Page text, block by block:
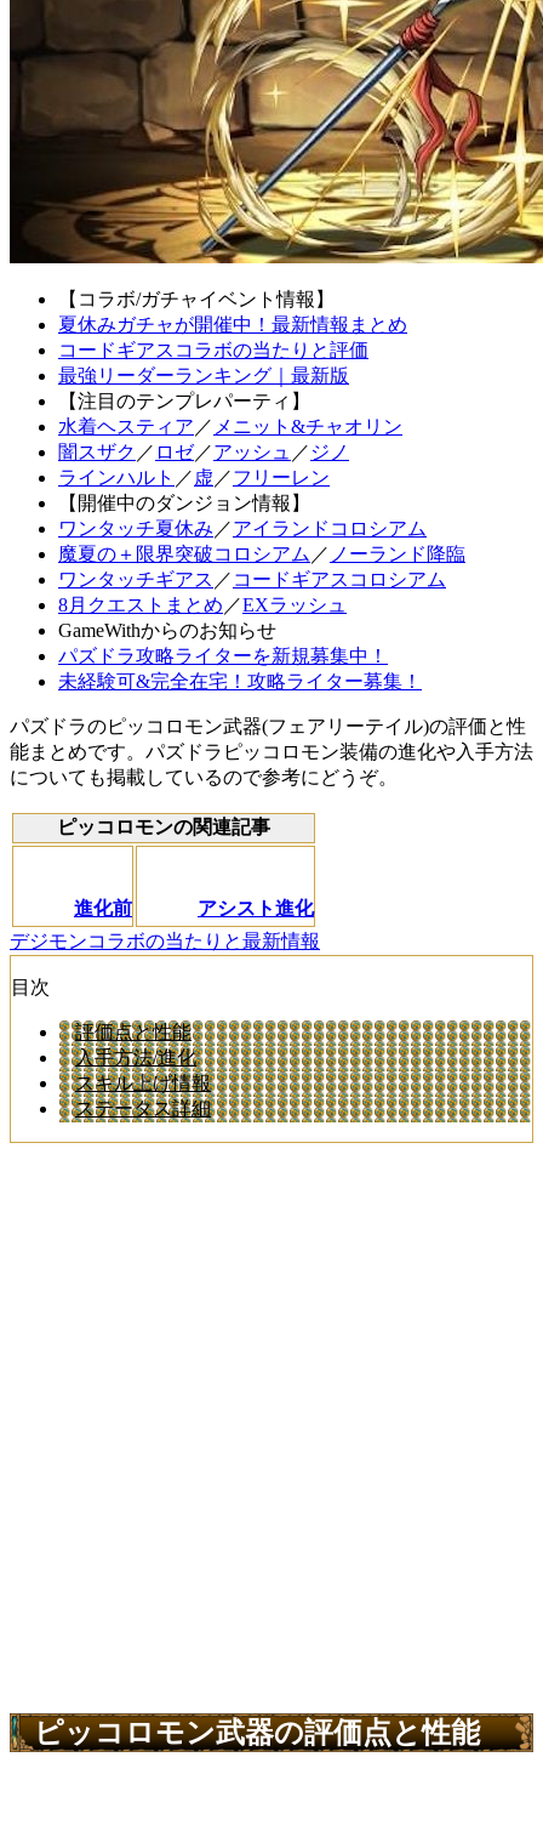
【コラボ/ガチャイベント情報】
夏休みガチャが開催中！最新情報まとめ
コードギアスコラボの当たりと評価
最強リーダーランキング｜最新版
【注目のテンプレパーティ】
水着ヘスティア ／ メニット&チャオリン
闇スザク ／ ロゼ／アッシュ ／ ジノ
ラインハルト ／ 虚 ／フリーレン
【開催中のダンジョン情報】
ワンタッチ夏休み ／アイランドコロシアム
魔夏の＋限界突破コロシアム ／ ノーランド降臨
ワンタッチギアス ／ コードギアスコロシアム
8月クエストまとめ ／EXラッシュ
GameWithからのお知らせ
パズドラ攻略ライターを新規募集中！
未経験可&完全在宅！攻略ライター募集！
パズドラのピッコロモン武器(フェアリーテイル)の評価と性
能まとめです。パズドラピッコロモン装備の進化や入手方法
についても掲載しているので参考にどうぞ。
ピッコロモンの関連記事
進化前
アシスト進化
デジモンコラボの当たりと最新情報
目次
評価点と性能
入手方法/進化
スキル上げ情報
ステータス詳細
ピッコロモン武器の評価点と性能